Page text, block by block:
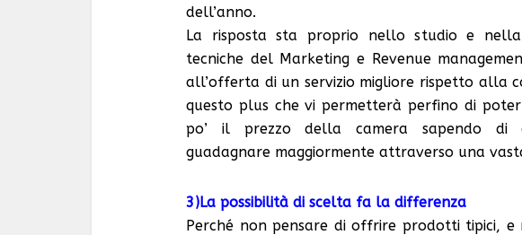
dell’anno.
La risposta sta proprio nello studio e
tecniche del Marketing e Revenue
all’offerta di un servizio migliore rispetto alla
questo plus che vi permetterà perfino di
po’ il prezzo della camera sapendo di
guadagnare maggiormente attraverso una
3)La possibilità di scelta fa la differenza
Perché non pensare di offrire prodotti tipici,